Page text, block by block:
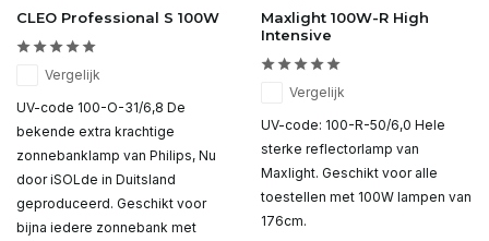
CLEO Professional S 100W
Vergelijk
UV-code 100-O-31/6,8 De
bekende extra krachtige
zonnebanklamp van Philips, Nu
door iSOLde in Duitsland
geproduceerd. Geschikt voor
bijna iedere zonnebank met
Maxlight 100W-R High
Intensive
Vergelijk
UV-code: 100-R-50/6,0 Hele
sterke reflectorlamp van
Maxlight. Geschikt voor alle
toestellen met 100W lampen van
176cm.